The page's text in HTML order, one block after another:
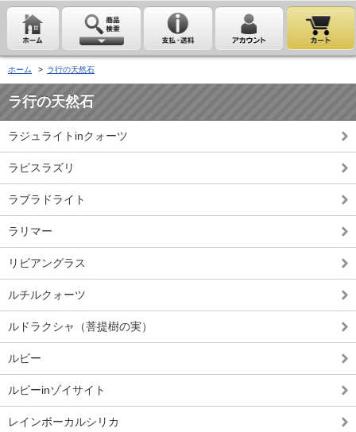
ホーム > ラ行の天然石
ラ行の天然石
ラジュライトinクォーツ
ラピスラズリ
ラブラドライト
ラリマー
リビアングラス
ルチルクォーツ
ルドラクシャ（菩提樹の実）
ルビー
ルビーinゾイサイト
レインボーカルシリカ